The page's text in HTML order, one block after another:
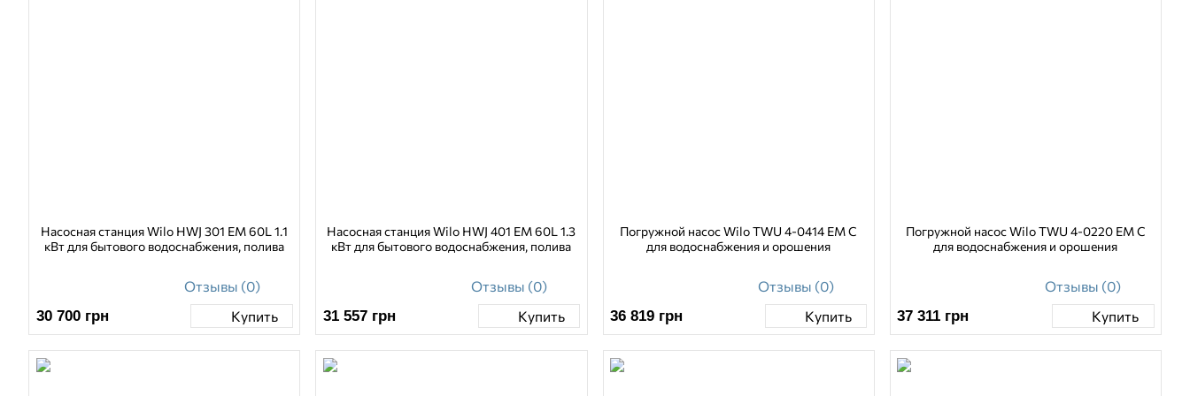
Насосная станция Wilo HWJ 301 EM 60L 1.1
кВт для бытового водоснабжения, полива
Отзывы (0)
30 700 грн Купить
Насосная станция Wilo HWJ 401 EM 60L 1.3
кВт для бытового водоснабжения, полива
Отзывы (0)
31 557 грн Купить
Погружной насос Wilo TWU 4-0414 EM C
для водоснабжения и орошения
Отзывы (0)
36 819 грн Купить
Погружной насос Wilo TWU 4-0220 EM C
для водоснабжения и орошения
Отзывы (0)
37 311 грн Купить